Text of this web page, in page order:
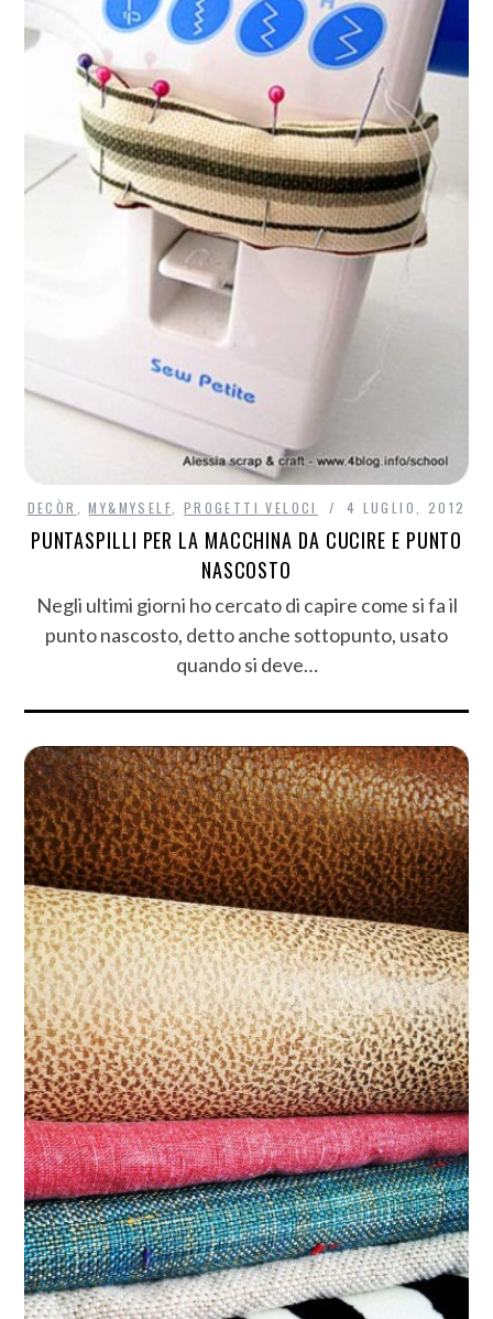
DECÒR ,MY&MYSELF PROGETTI VELOCI 4 LUGLIO, 2012
PUNTASPILLI PER LA MACCHINA DA CUCIRE E PUNTO
NASCOSTO
Negli ultimi giorni ho cercato di capire come si fa il
punto nascosto, detto anche sottopunto, usato
quando si deve…